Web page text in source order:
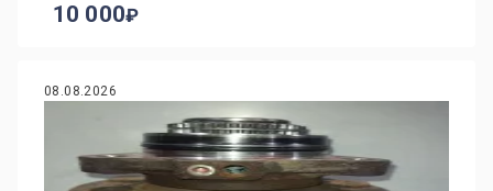
10 000
08.08.2026